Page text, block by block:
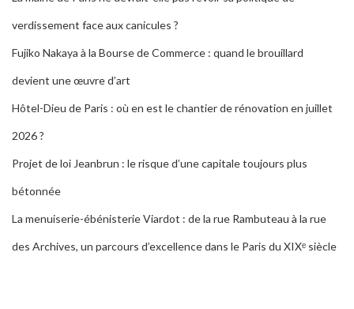
verdissement face aux canicules ?
Fujiko Nakaya à la Bourse de Commerce : quand le brouillard
devient une œuvre d’art
Hôtel-Dieu de Paris : où en est le chantier de rénovation en juillet
2026 ?
Projet de loi Jeanbrun : le risque d’une capitale toujours plus
bétonnée
La menuiserie-ébénisterie Viardot : de la rue Rambuteau à la rue
des Archives, un parcours d’excellence dans le Paris du XIXᵉ siècle